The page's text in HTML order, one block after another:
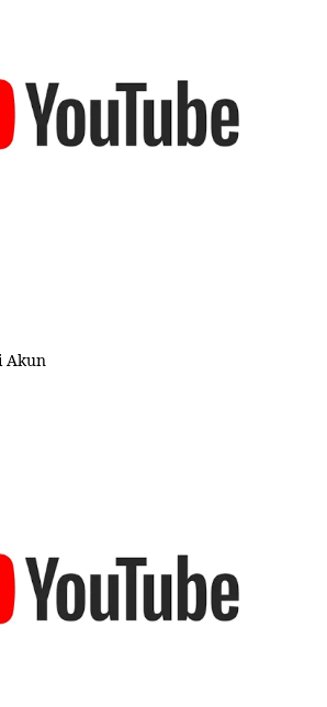
Akun